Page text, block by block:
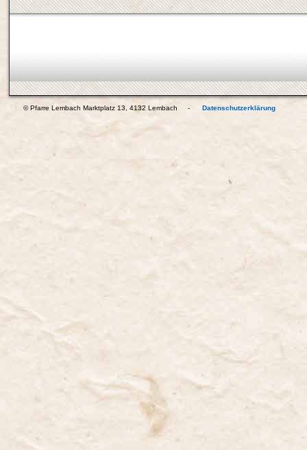
© Pfarre Lembach Marktplatz 13, 4132 Lembach - Datenschutzerklärung